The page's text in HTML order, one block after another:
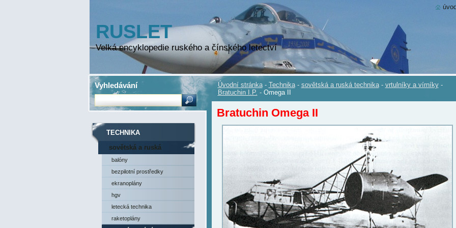
RUSLET
Velká encyklopedie ruského a čínského letectví
Úvodní stránka - Technika - sovětská a ruská technika - vrtulníky a vírníky -
Bratuchin I.P. - Omega II
Bratuchin Omega II
TECHNIKA
sovětská a ruská
technika
balóny
bezpilotní prostředky
ekranoplány
hgv
letecká technika
raketoplány
Vyhledávání